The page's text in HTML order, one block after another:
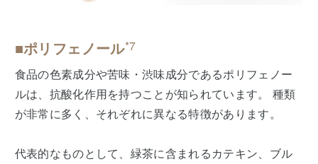
■ポリフェノール*7
食品の色素成分や苦味・渋味成分であるポリフェノー
ルは、抗酸化作用を持つことが知られています。 種類
が非常に多く、それぞれに異なる特徴があります。
代表的なものとして、緑茶に含まれるカテキン、ブル